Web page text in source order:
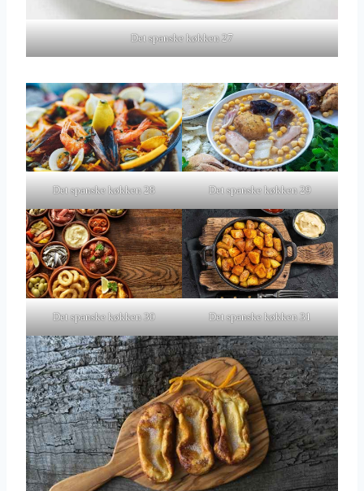
Det spanske køkken 27
Det spanske køkken 28 Det spanske køkken 29
Det spanske køkken 30 Det spanske køkken 31